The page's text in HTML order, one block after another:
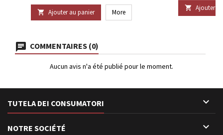
 Ajouter au panier More
 Ajouter
COMMENTAIRES (0)
Aucun avis n'a été publié pour le moment.
TUTELA DEI CONSUMATORI 
NOTRE SOCIÉTÉ 